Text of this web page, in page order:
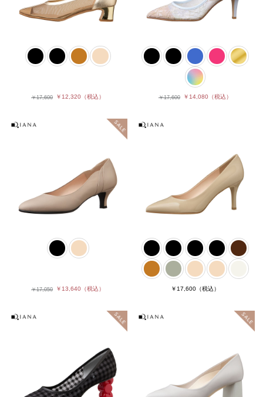
￥17,600 ￥12,320 （税込） ￥17,600 ￥14,080（税込）
￥17,050 ￥13,640 （税込） ￥17,600（税込）